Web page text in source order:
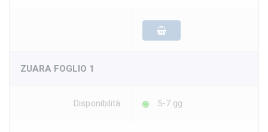
ZUARA FOGLIO 1
Disponibilità 5-7 gg